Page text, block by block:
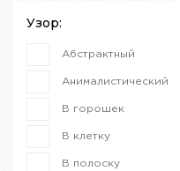
Узор:
Абстрактный
Анималистический
В горошек
В клетку
В полоску